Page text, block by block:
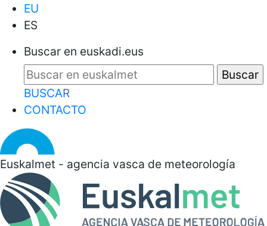
EU
ES
Buscar en euskadi.eus
BUSCAR
CONTACTO
Euskalmet - agencia vasca de meteorología